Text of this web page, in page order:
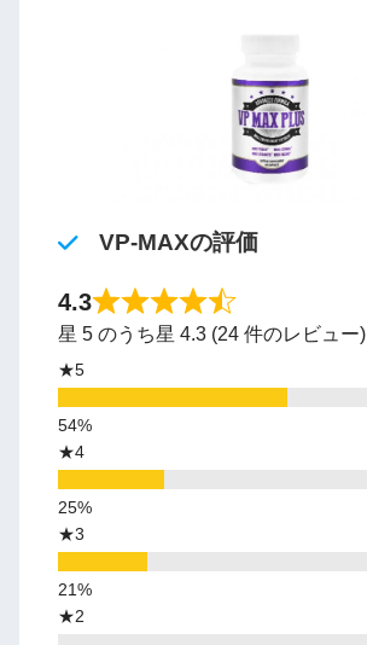
VP-MAXの評価
4.3
星 5 のうち星 4.3 (24 件のレビュー)
★5
★4
★3
★2